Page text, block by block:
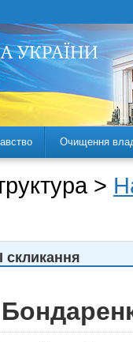
Очищення
>
скликання